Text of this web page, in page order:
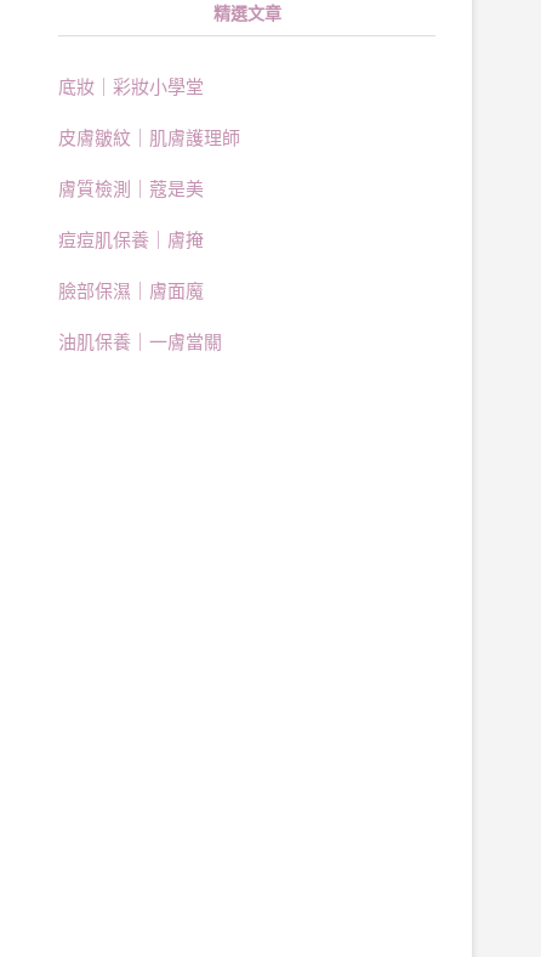
精選文章
底妝｜彩妝小學堂
皮膚皺紋｜肌膚護理師
膚質檢測｜蔻是美
痘痘肌保養｜膚掩
臉部保濕｜膚面魔
油肌保養｜一膚當關